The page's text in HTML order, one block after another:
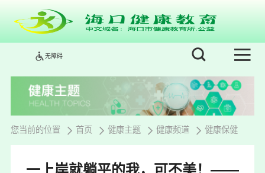
无障碍
您当前的位置 首页 健康主题 健康频道 健康保健
一上岸就躺平的我，可不美！——